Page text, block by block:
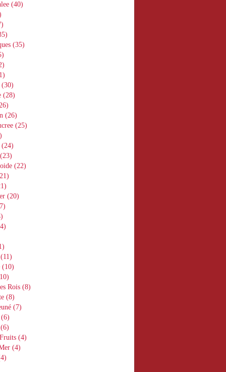
(40)
(35)
(30)
(28)
(26)
(25)
(24)
(23)
(22)
(20)
(11)
(10)
Rois (8)
(8)
(7)
(6)
(6)
(4)
(4)